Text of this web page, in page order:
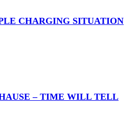
CHARGING SITUATION
– TIME WILL TELL